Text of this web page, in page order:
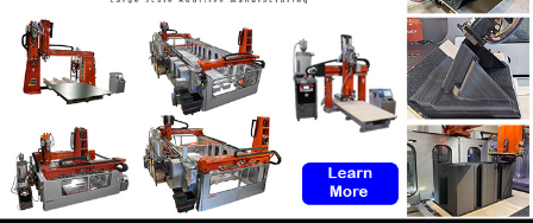
Cavan Sullivan inaugure les
toutes premières chaussures de
football adidas imprimées en 3D